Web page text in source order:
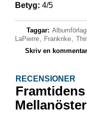
Betyg: 4/5
Taggar:
LaPierre, Frankrike,
Skriv en kommentar
RECENSIONER